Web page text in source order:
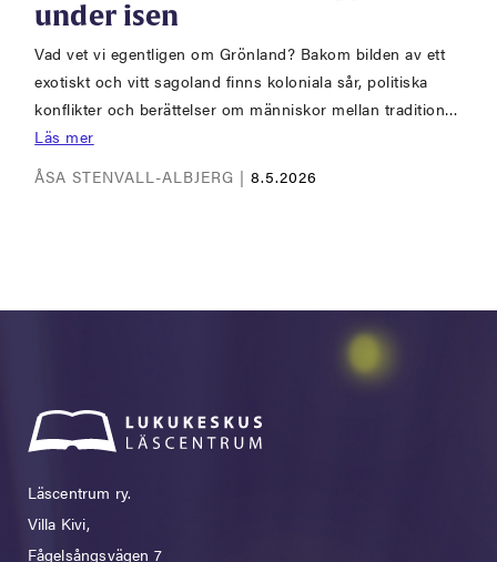
under isen
Vad vet vi egentligen om Grönland? Bakom bilden av ett
exotiskt och vitt sagoland finns koloniala sår, politiska
konflikter och berättelser om människor mellan tradition…
Läs mer
ÅSA STENVALL-ALBJERG |8.5.2026
Läscentrum ry.
Villa Kivi,
Fågelsångsvägen 7